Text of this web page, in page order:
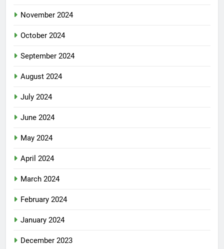
November 2024
October 2024
September 2024
August 2024
July 2024
June 2024
May 2024
April 2024
March 2024
February 2024
January 2024
December 2023